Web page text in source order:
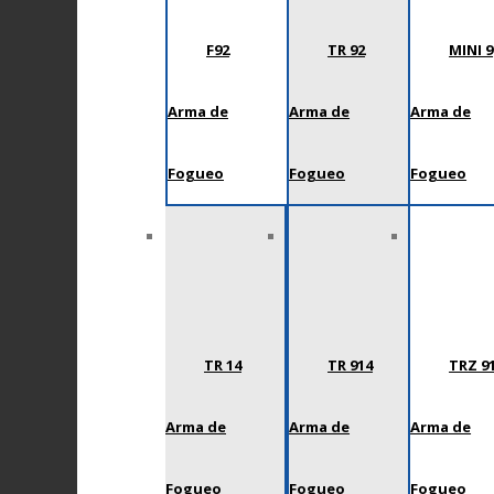
F92
Arma de
Fogueo
TR 92
Arma de
Fogueo
MINI 9
Arma de
Fogueo
TR 14
Arma de
Fogueo
TR 914
Arma de
Fogueo
TRZ
Arma de
Fogueo